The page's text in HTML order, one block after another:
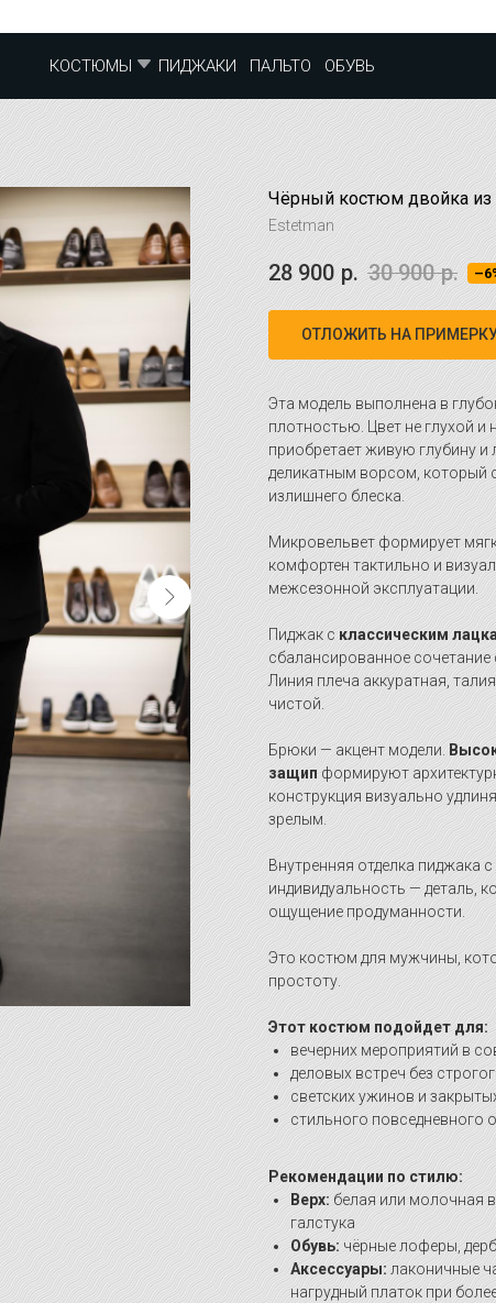
КОСТЮМЫ ПИДЖАКИ ПАЛЬТО ОБУВЬ
Чёрный костюм двойка из
Estetman
28 900 р. 30 900 р.
ОТЛОЖИТЬ НА
Эта модель выполнена в
плотностью. Цвет не глухой и
приобретает живую глубину и
деликатным ворсом, который
излишнего блеска.
Микровельвет формирует
комфортен тактильно и
межсезонной эксплуатации.
Пиджак склассическим
сбалансированное
Линия плеча аккуратная,
чистой.
Брюки — акцент модели.
защипформируют
конструкция визуально
зрелым.
Внутренняя отделка пиджака
индивидуальность — деталь,
ощущение продуманности.
Это костюм для мужчины,
простоту.
Этот костюм подойдет для:
вечерних мероприятий в
деловых встреч без
светских ужинов и
стильного повседневного
Рекомендации по стилю:
Верх: белая или молочная
галстука
Обувь: чёрные лоферы,
Аксессуары: лаконичные
нагрудный платок при